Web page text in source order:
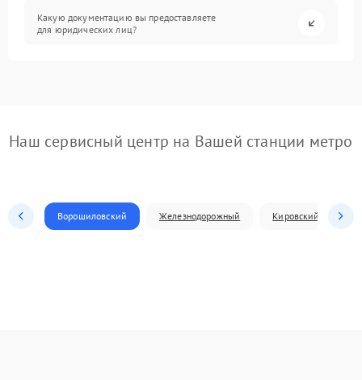
Какую документацию вы предоставляете
для юридических лиц?
Наш сервисный центр на Вашей станции метро
Ворошиловский Железнодорожный Кировский